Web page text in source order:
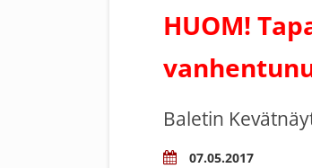
HUOM!
Baletin
07.05.2017